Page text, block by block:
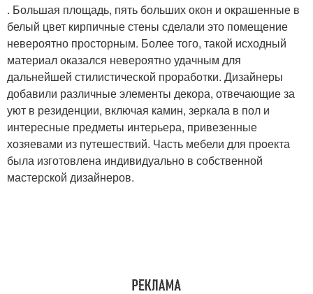
. Большая площадь, пять больших окон и окрашенные в
белый цвет кирпичные стены сделали это помещение
невероятно просторным. Более того, такой исходный
материал оказался невероятно удачным для
дальнейшей стилистической проработки. Дизайнеры
добавили различные элементы декора, отвечающие за
уют в резиденции, включая камин, зеркала в пол и
интересные предметы интерьера, привезенные
хозяевами из путешествий. Часть мебели для проекта
была изготовлена индивидуально в собственной
мастерской дизайнеров.